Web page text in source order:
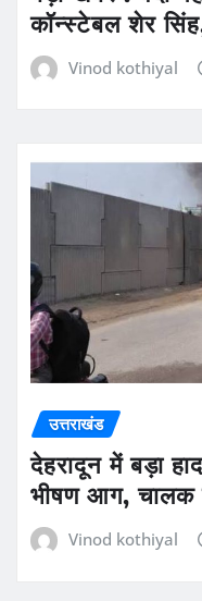
कॉन्स्टेबल शेर
Vinod kothiyal
उत्तराखंड
देहरादून में बड़ा
भीषण आग, चालक
Vinod kothiyal